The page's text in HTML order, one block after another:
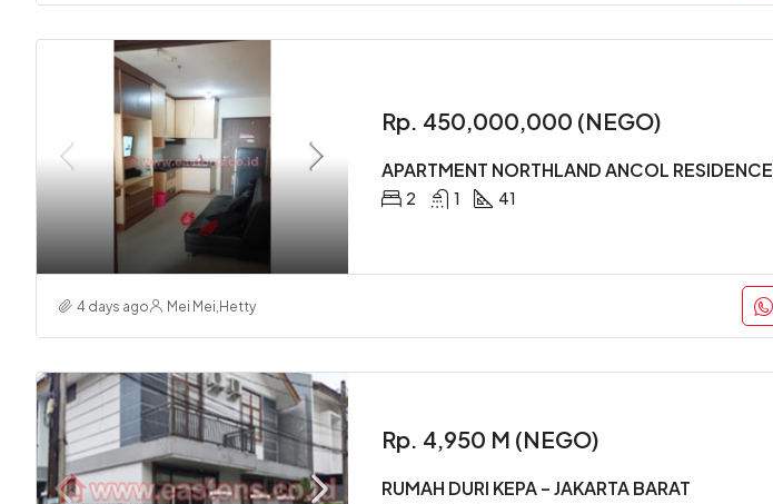
Rp. 450,000,000 (NEGO)
APARTMENT NORTHLAND ANCOL RESIDENCE
2 1 41
4 days ago Mei Mei Hetty
Rp. 4,950 M (NEGO)
RUMAH DURI KEPA – JAKARTA BARAT